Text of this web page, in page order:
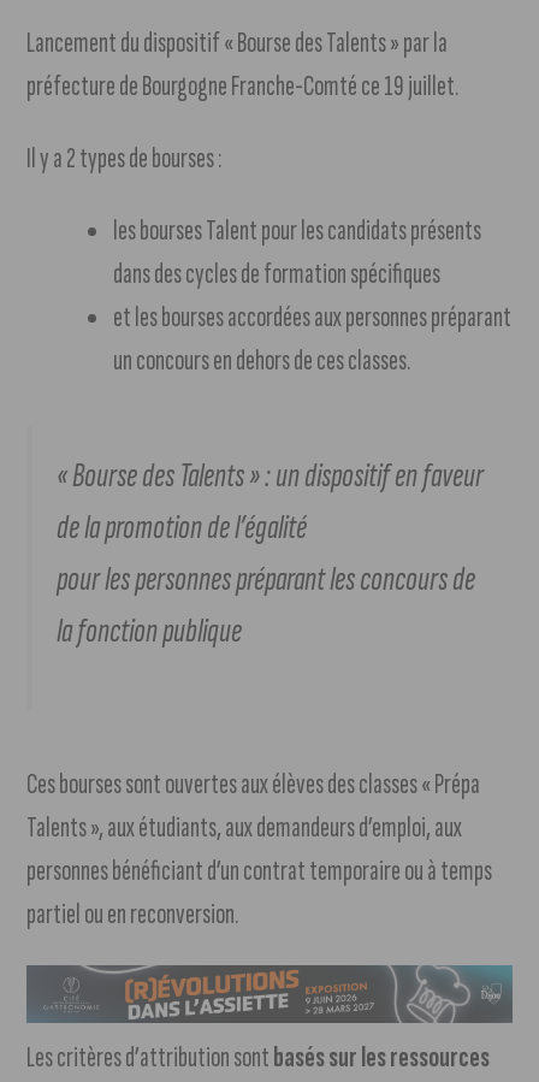
Lancement du dispositif « Bourse des Talents » par la
préfecture de Bourgogne Franche-Comté ce 19 juillet.
Il y a 2 types de bourses :
les bourses Talent pour les candidats présents
dans des cycles de formation spécifiques
et les bourses accordées aux personnes préparant
un concours en dehors de ces classes.
« Bourse des Talents » : un dispositif en faveur
de la promotion de l’égalité
pour les personnes préparant les concours de
la fonction publique
Ces bourses sont ouvertes aux élèves des classes « Prépa
Talents », aux étudiants, aux demandeurs d’emploi, aux
personnes bénéficiant d’un contrat temporaire ou à temps
partiel ou en reconversion.
Les critères d’attribution sontbasés sur les ressources